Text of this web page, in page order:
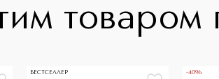
товаром
БЕСТСЕЛЛЕР
-40%